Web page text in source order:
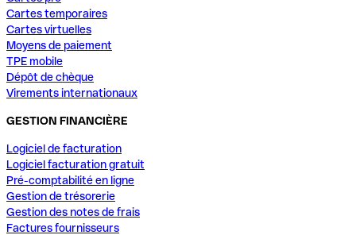
Cartes temporaires
Cartes virtuelles
Moyens de paiement
TPE mobile
Dépôt de chèque
Virements internationaux
GESTION FINANCIÈRE
Logiciel de facturation
Logiciel facturation gratuit
Pré-comptabilité en ligne
Gestion de trésorerie
Gestion des notes de frais
Factures fournisseurs